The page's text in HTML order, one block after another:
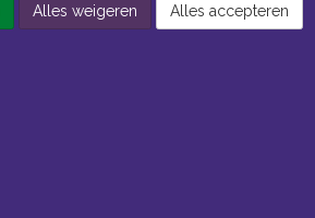
Alles weigeren Alles accepteren